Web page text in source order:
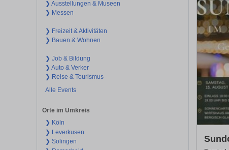
❯ Ausstellungen & Museen
❯ Messen
❯ Freizeit & Aktivitäten
❯ Bauen & Wohnen
❯ Job & Bildung
❯ Auto & Verker
❯ Reise & Tourismus
Alle Events
Orte im Umkreis
❯ Köln
❯ Leverkusen
❯ Solingen